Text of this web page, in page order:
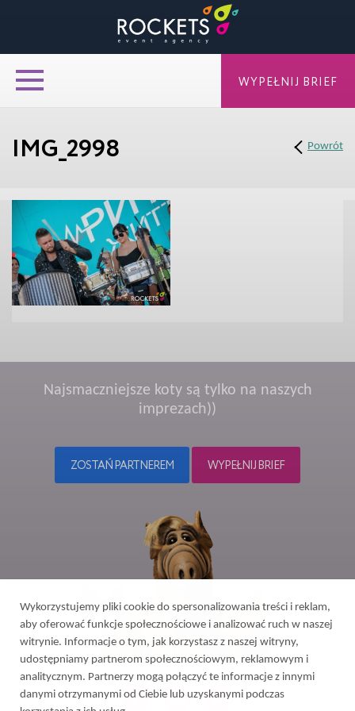
IMG_2998 Powrót
Najsmaczniejsze koty są tylko na naszych
imprezach))
ZOSTAŃ PARTNEREM WYPEŁNIJ BRIEF
WYPEŁNIJ BRIEF
Wykorzystujemy pliki cookie do spersonalizowania treści i reklam,
aby oferować funkcje społecznościowe i analizować ruch w naszej
witrynie. Informacje o tym, jak korzystasz z naszej witryny,
udostępniamy partnerom społecznościowym, reklamowym i
analitycznym. Partnerzy mogą połączyć te informacje z innymi
danymi otrzymanymi od Ciebie lub uzyskanymi podczas